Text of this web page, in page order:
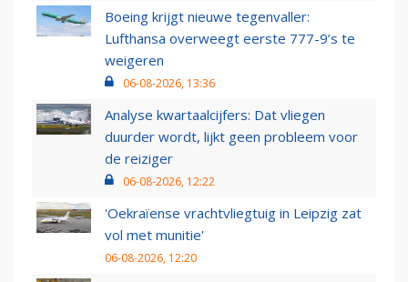
Boeing krijgt nieuwe tegenvaller:
Lufthansa overweegt eerste 777-9’s te
weigeren
06-08-2026, 13:36
Analyse kwartaalcijfers: Dat vliegen
duurder wordt, lijkt geen probleem voor
de reiziger
06-08-2026, 12:22
'Oekraïense vrachtvliegtuig in Leipzig zat
vol met munitie'
06-08-2026, 12:20